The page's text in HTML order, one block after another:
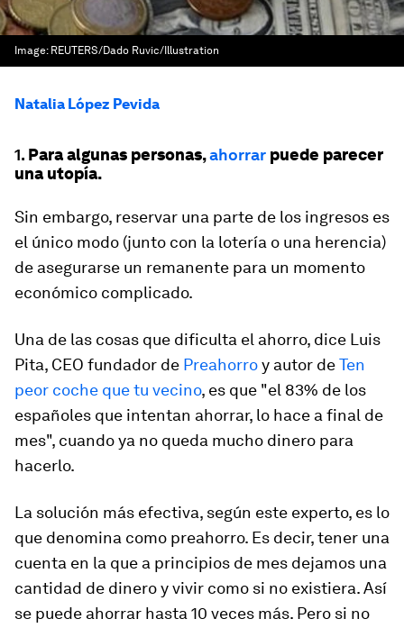
Image: REUTERS/Dado Ruvic/Illustration
Natalia López Pevida
1. Para algunas personas,ahorrar puede parecer
una utopía.
Sin embargo, reservar una parte de los ingresos es
el único modo (junto con la lotería o una herencia)
de asegurarse un remanente para un momento
económico complicado.
Una de las cosas que dificulta el ahorro, dice Luis
Pita, CEO fundador de Preahorroy autor deTen
peor coche que tu vecino, es que "el 83% de los
españoles que intentan ahorrar, lo hace a final de
mes", cuando ya no queda mucho dinero para
hacerlo.
La solución más efectiva, según este experto, es lo
que denomina como preahorro. Es decir,tener una
cuenta en la que a principios de mes dejamos una
cantidad de dinero y vivir como si no existiera. Así
se puede ahorrar hasta 10 veces más. Pero si no